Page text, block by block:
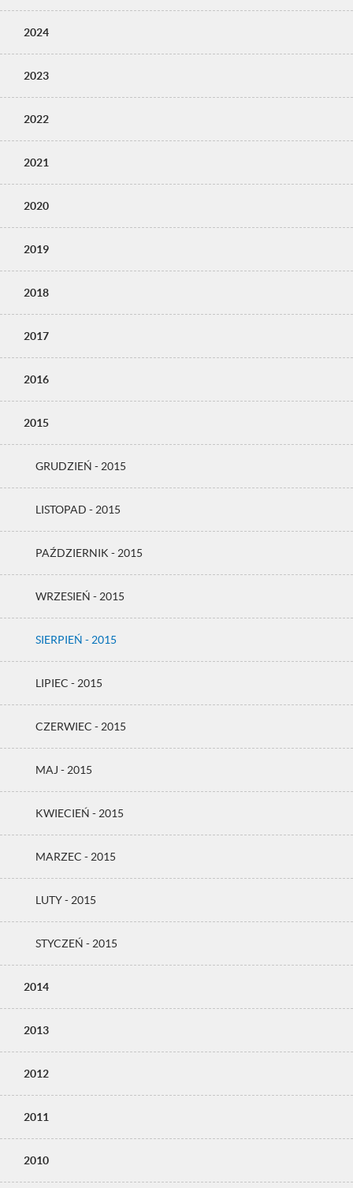
2024
2023
2022
2021
2020
2019
2018
2017
2016
2015
GRUDZIEŃ - 2015
LISTOPAD - 2015
PAŹDZIERNIK - 2015
WRZESIEŃ - 2015
SIERPIEŃ - 2015
LIPIEC - 2015
CZERWIEC - 2015
MAJ - 2015
KWIECIEŃ - 2015
MARZEC - 2015
LUTY - 2015
STYCZEŃ - 2015
2014
2013
2012
2011
2010